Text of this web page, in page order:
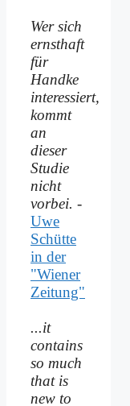
Wer sich
ernsthaft
für
Handke
interessiert,
kommt
an
dieser
Studie
nicht
vorbei. -
Uwe
Schütte
in der
"Wiener
Zeitung"
...it
contains
so much
that is
new to